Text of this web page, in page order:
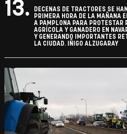
13.
DECENAS DE TRACTORES SE
PRIMERA HORA DE LA MAÑANA
A PAMPLONA PARA PROTESTAR
AGRÍCOLA Y GANADERO EN
Y GENERANDO IMPORTANTES
LA CIUDAD. IÑIGO ALZUGARAY